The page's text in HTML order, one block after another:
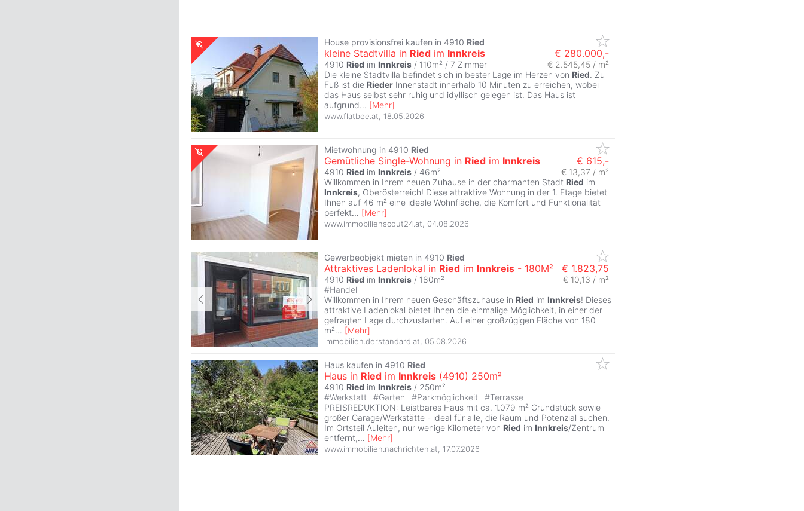
House provisionsfrei kaufen in 4910 Ried
kleine Stadtvilla in Ried im Innkreis € 280.000,-
4910 Ried im Innkreis / 110m² / 7 Zimmer
€ 2.545,45 / m²
Die kleine Stadtvilla befindet sich in bester Lage im Herzen von Ried. Zu
Fuß ist die Rieder Innenstadt innerhalb 10 Minuten zu erreichen, wobei
das Haus selbst sehr ruhig und idyllisch gelegen ist. Das Haus ist
aufgrund... [Mehr]
www.flatbee.at 18.05.2026
Mietwohnung in 4910 Ried
Gemütliche Single-Wohnung in Ried im Innkreis € 615,-
4910 Ried im Innkreis / 46m²
€ 13,37 / m²
Willkommen in Ihrem neuen Zuhause in der charmanten Stadt Ried im
Innkreis, Oberösterreich! Diese attraktive Wohnung in der 1. Etage bietet
Ihnen auf 46 m² eine ideale Wohnfläche, die Komfort und Funktionalität
perfekt... [Mehr]
www.immobilienscout24.at 04.08.2026
Gewerbeobjekt mieten in 4910 Ried
Attraktives Ladenlokal in Ried im Innkreis - 180M² € 1.823,75
4910 Ried im Innkreis / 180m² € 10,13 / m²
#Handel
Willkommen in Ihrem neuen Geschäftszuhause in Ried im Innkreis! Dieses
attraktive Ladenlokal bietet Ihnen die einmalige Möglichkeit, in einer der
gefragten Lage durchzustarten. Auf einer großzügigen Fläche von 180
m²... [Mehr]
immobilien.derstandard.at 05.08.2026
Haus kaufen in 4910 Ried
Haus in Ried im Innkreis (4910) 250m²
4910 Ried im Innkreis / 250m²
#Werkstatt #Garten #Parkmöglichkeit #Terrasse
PREISREDUKTION: Leistbares Haus mit ca. 1.079 m² Grundstück sowie
großer Garage/Werkstätte - ideal für alle, die Raum und Potenzial suchen.
Im Ortsteil Auleiten, nur wenige Kilometer von Ried im Innkreis/Zentrum
entfernt,... [Mehr]
www.immobilien.nachrichten.at 17.07.2026